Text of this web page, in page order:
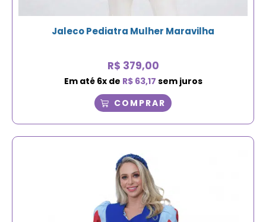
Jaleco Pediatra Mulher Maravilha
R$ 379,00
Em até 6x de R$63,17 sem juros
COMPRAR